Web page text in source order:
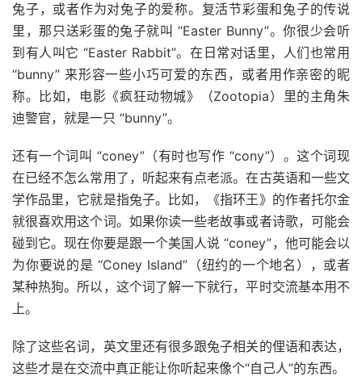
兔子，或者作为对兔子的爱称。复活节彩蛋和兔子的传说
里，那只送彩蛋的兔子就叫 “Easter Bunny”。你很少会听
到有人叫它 “Easter Rabbit”。在日常对话里，人们也常用
“bunny” 来形容一些小巧可爱的东西，或者用作亲密的昵
称。比如，电影《疯狂动物城》（Zootopia）里的主角朱
迪警官，就是一只 “bunny”。
还有一个词叫 “coney”（有时也写作 “cony”）。这个词现
在已经不怎么常用了，听起来有点老派。在古英语和一些文
学作品里，它就是指兔子。比如，《指环王》的作者托尔金
就很喜欢用这个词。如果你读一些老故事或者诗歌，可能会
碰到它。现在你要是跟一个美国人说 “coney”，他可能会以
为你要说的是 “Coney Island”（纽约的一个地名），或者
某种热狗。所以，这个词了解一下就行，平时交流基本用不
上。
除了这些名词，英文里还有很多跟兔子相关的俚语和表达，
这些才是在交流中真正能让你听起来像个“自己人”的东西。